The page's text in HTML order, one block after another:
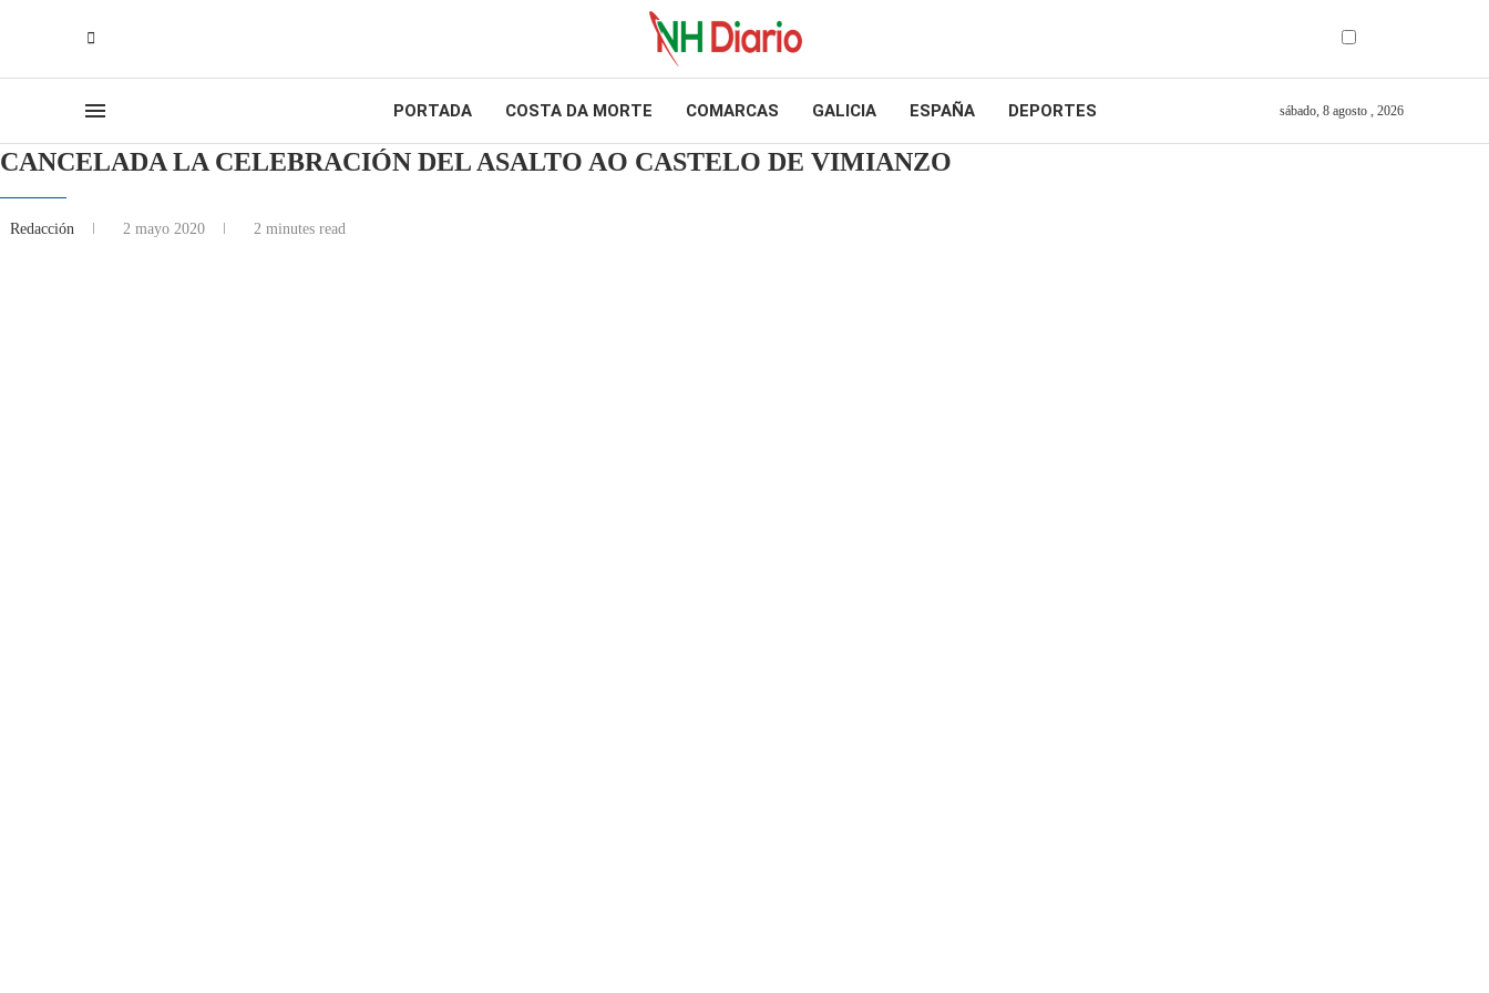
PORTADA COSTA DA MORTE COMARCAS GALICIA ESPAÑA DEPORTES sábado, 8 agosto , 2026
CANCELADA LA CELEBRACIÓN DEL ASALTO AO CASTELO DE VIMIANZO
Redacción 2 mayo 2020 2 minutes read